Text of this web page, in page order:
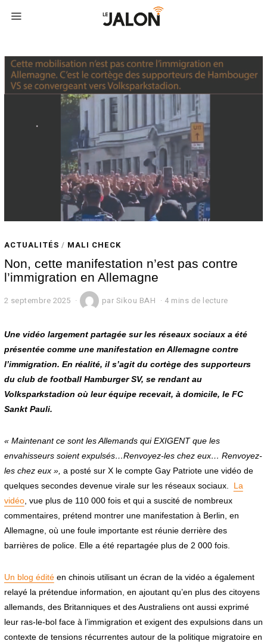
ACTUALITÉS / MALI CHECK
Non, cette manifestation n’est pas contre
l’immigration en Allemagne
2 septembre 2025
p
e
m
b
e
5
par Sikou BAH 4 mins de lecture
Une vidéo largement partagée sur les réseaux sociaux a été
présentée comme une manifestation en Allemagne contre
l’immigration. En réalité, il s’agit du cortège des supporteurs
du club de football Hamburger SV, se rendant au
Volksparkstadion où leur équipe recevait, à domicile, le FC
Sankt Pauli.
« Maintenant ce sont les Allemands qui EXIGENT que les
envahisseurs soient expulsés…Renvoyez-les chez eux… Renvoyez-
les chez eux », a posté sur X le compte Gay Patriote une vidéo de
quelques secondes devenue virale sur les réseaux sociaux. La
vidéo, vue plus de 110 000 fois et qui a suscité de nombreux
commentaires, prétend montrer une manifestation à Berlin, en
Allemagne, où une foule importante est réunie derrière des
barrières de police. Elle a été repartagée plus de 2 000 fois.
Un blog éditéen chinois utilisant un écran de la vidéo a également
relayé la prétendue information, en ajoutant qu’en plus des citoyens
allemands, des Britanniques et des Australiens ont aussi exprimé
leur ras-le-bol face à l’immigration et exigent des expulsions dans un
contexte de tensions récurrentes autour de la politique migratoire en